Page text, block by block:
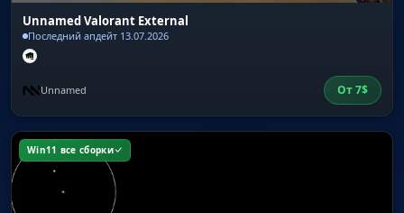
Unnamed Valorant External
Последний апдейт 13.07.2026
Unnamed От7$
Win11 все сборки